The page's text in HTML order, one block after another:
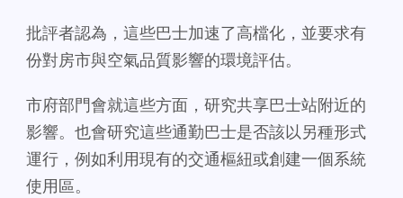
批評者認為，這些巴士加速了高檔化，並要求有
份對房市與空氣品質影響的環境評估。
市府部門會就這些方面，研究共享巴士站附近的
影響。也會研究這些通勤巴士是否該以另種形式
運行，例如利用現有的交通樞紐或創建一個系統
使用區。